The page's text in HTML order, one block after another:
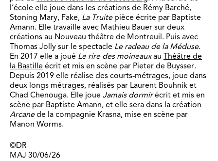
l’école elle joue dans les créations de Rémy Barché,
Stoning Mary, Fake, La Truitepièce écrite par Baptiste
Amann. Elle travaille avec Mathieu Bauer sur deux
créations au Nouveau théâtre de Montreuil. Puis avec
Thomas Jolly sur le spectacle Le radeau de la Méduse.
En 2017 elle a joué Le rire des moineauxau Théâtre de
la Bastille écrit et mis en scène par Pieter de Buysser.
Depuis 2019 elle réalise des courts-métrages, joue dans
deux longs métrages, réalisés par Laurent Bouhnik et
Chad Chenouga. Elle joue Jamais dormirécrit et mis en
scène par Baptiste Amann, et elle sera dans la création
Arcanede la compagnie Krasna, mise en scène par
Manon Worms.
©DR
MAJ 30/06/26